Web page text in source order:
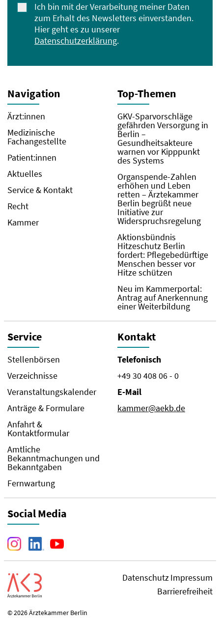
Ich bin mit der Verarbeitung meiner Daten
zum Erhalt des Newsletters einverstanden.
Hier geht es zu unserer
Datenschutzerklärung.
Navigation
Ärzt:innen
Medizinische
Fachangestellte
Patient:innen
Aktuelles
Service & Kontakt
Recht
Kammer
Top-Themen
GKV-Sparvorschläge
gefährden Versorgung in
Berlin –
Gesundheitsakteure
warnen vor Kipppunkt
des Systems
Organspende-Zahlen
erhöhen und Leben
retten – Ärztekammer
Berlin begrüßt neue
Initiative zur
Widerspruchsregelung
Aktionsbündnis
Hitzeschutz Berlin
fordert: Pflegebedürftige
Menschen besser vor
Hitze schützen
Neu im Kammerportal:
Antrag auf Anerkennung
einer Weiterbildung
Service
Stellenbörsen
Verzeichnisse
Veranstaltungskalender
Anträge & Formulare
Anfahrt &
Kontaktformular
Amtliche
Bekanntmachungen und
Bekanntgaben
Fernwartung
Kontakt
Telefonisch
+49 30 408 06 - 0
E-Mail
kammer@aekb.de
Social Media
DatenschutzImpressum
Barrierefreiheit
© 2026 Ärztekammer Berlin